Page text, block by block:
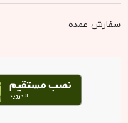
سفارش عمده